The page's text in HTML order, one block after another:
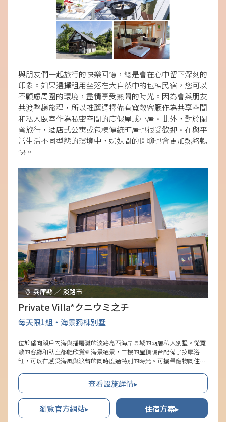
與朋友們一起旅行的快樂回憶，總是會在心中留下深刻的
印象。如果選擇租用坐落在大自然中的包棟民宿，您可以
不顧慮周圍的環境，盡情享受熱鬧的時光。因為會與朋友
共渡整趟旅程，所以推薦選擇備有寬敞客廳作為共享空間
和私人臥室作為私密空間的度假屋或小屋。此外，對於閨
蜜旅行，酒店式公寓或包棟傳統町屋也很受歡迎。在與平
常生活不同型態的環境中，姊妹間的閒聊也會更加熱絡暢
快。
兵庫縣 ／ 淡路市
Private Villa*クニウミ之チ
每天限1組・海景獨棟別墅
位於望向瀨戶內海與播磨灘的淡路島西海岸區域的兩層私人別墅。從寬
敞的客廳和臥室都能欣賞到海景絕景，二樓的屋頂陽台配備了按摩浴
缸，可以在感受海風與浪聲的同時度過特別的時光。可攜帶寵物同住，
由玩耍，享受與愛犬溫馨的時光。查看設施詳情▸
瀏覽官方網站▸ 住宿方案▸